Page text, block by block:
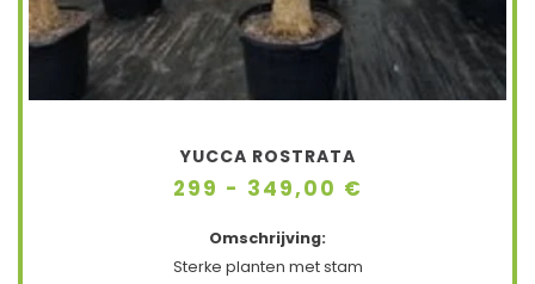
YUCCA ROSTRATA
299 - 349,00 €
Omschrijving:
Sterke planten met stam